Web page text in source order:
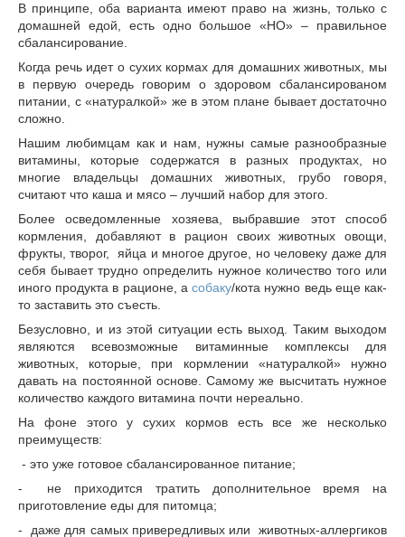
В принципе, оба варианта имеют право на жизнь, только с
домашней едой, есть одно большое«НО» – правильное
сбалансирование.
Когда речь идет о сухих кормах для домашних животных, мы
в первую очередь говорим о здоровом сбалансированом
питании, с «натуралкой» же в этом плане бывает достаточно
сложно.
Нашим любимцам как и нам, нужны самые разнообразные
витамины, которые содержатся в разных продуктах, но
многие владельцы домашних животных, грубо говоря,
считают что каша и мясо – лучший набор для этого.
Более осведомленные хозяева, выбравшие этот способ
кормления, добавляют в рацион своих животных овощи,
фрукты, творог, яйца и многое другое, но человеку даже для
себя бывает трудно определить нужное количество того или
иного продукта в рационе, асобаку/кота нужно ведь еще как-
то заставить это съесть.
Безусловно, и из этой ситуации есть выход. Таким выходом
являются всевозможные витаминные комплексы для
животных, которые, при кормлении «натуралкой» нужно
давать на постоянной основе. Самому же высчитать нужное
количество каждого витамина почти нереально.
На фоне этого у сухих кормов есть все же несколько
преимуществ:
- это уже готовое сбалансированное питание;
- не приходится тратить дополнительное время на
приготовление еды для питомца;
- даже для самых привередливых или животных-аллергиков